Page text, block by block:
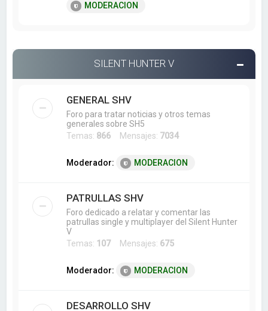
MODERACION
SILENT HUNTER V
GENERAL SHV
Foro para tratar noticias y otros temas
generales sobre SH5
Temas: 866 Mensajes: 7034
Moderador: MODERACION
PATRULLAS SHV
Foro dedicado a relatar y comentar las
patrullas single y multiplayer del Silent Hunter
V
Temas: 107Mensajes: 675
Moderador: MODERACION
DESARROLLO SHV